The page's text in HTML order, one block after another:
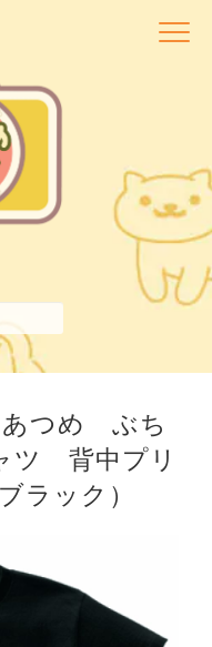
あつめ ぶち
ツ 背中プリ
ラック）